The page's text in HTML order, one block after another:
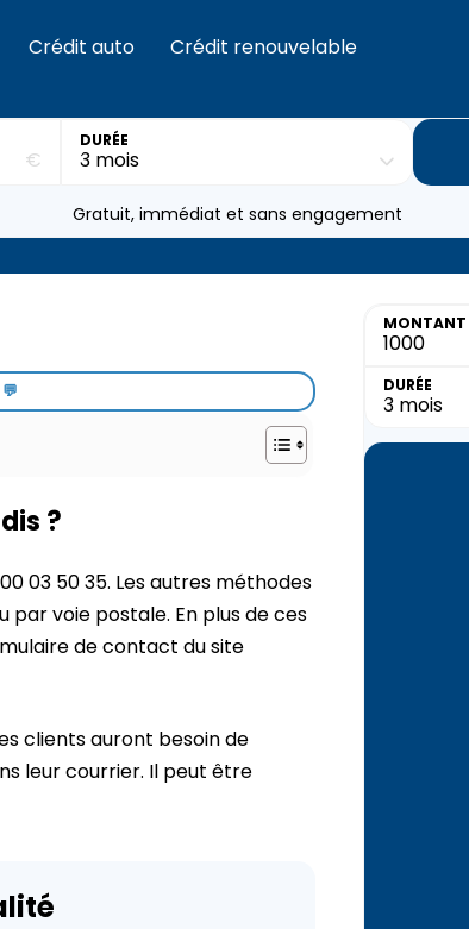
Crédit auto Crédit renouvelable
€
DURÉE
Gratuit, immédiat et sans engagement
?
03 50 35. Les autres méthodes
voie postale. En plus de ces
de contact du site
clients auront besoin de
leur courrier. Il peut être
MONTANT
DURÉE